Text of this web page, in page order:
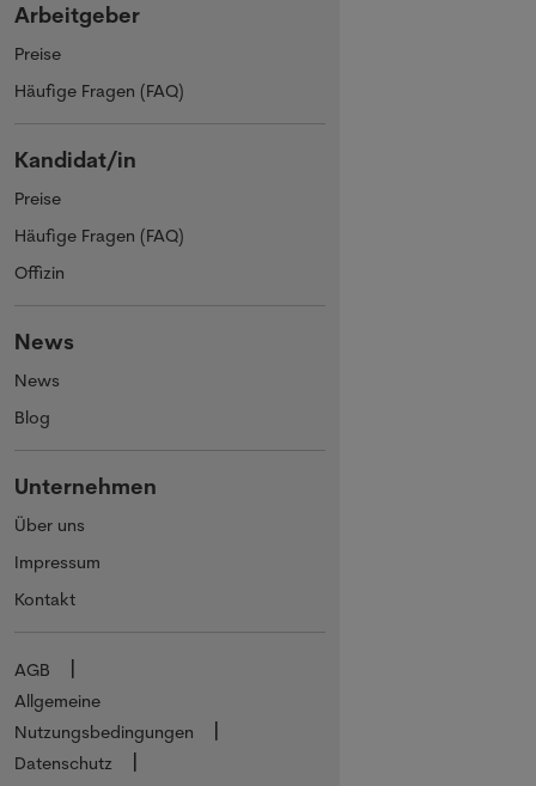
Arbeitgeber
Preise
Häufige Fragen (FAQ)
Kandidat/in
Preise
Häufige Fragen (FAQ)
Offizin
News
News
Blog
Unternehmen
Über uns
Impressum
Kontakt
AGB
Allgemeine
Nutzungsbedingungen
Datenschutz